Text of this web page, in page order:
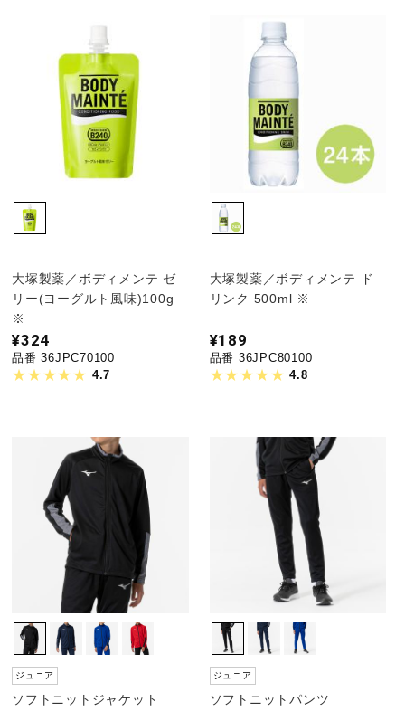
大塚製薬／ボディメンテ ゼ
リー(ヨーグルト風味)100g
※
¥324
品番 36JPC70100
4.7
大塚製薬／ボディメンテ ド
リンク 500ml ※
¥189
品番 36JPC80100
4.8
ジュニア
ソフトニットジャケット
ジュニア
ソフトニットパンツ